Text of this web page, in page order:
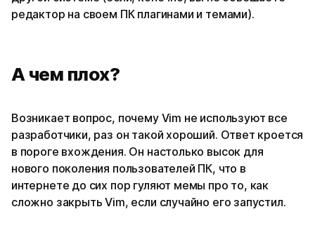
редактор на своем ПК плагинами и темами).
А чем плох?
Возникает вопрос, почему Vim не используют все
разработчики, раз он такой хороший. Ответ кроется
в пороге вхождения. Он настолько высок для
нового поколения пользователей ПК, что в
интернете до сих пор гуляют мемы про то, как
сложно закрыть Vim, если случайно его запустил.